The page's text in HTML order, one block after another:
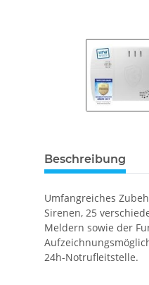
Beschreibung
Umfangreiches
Sirenen, 25
Meldern sowie der
24h-Notrufleitstelle.